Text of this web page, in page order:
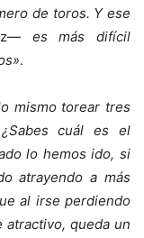
de toros. Y ese
es más difícil
.
mismo torear tres
cuál es el
lo hemos ido, si
atrayendo a más
al irse perdiendo
queda un